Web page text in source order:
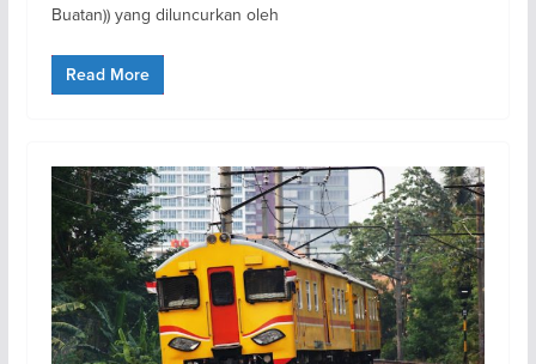
Buatan)) yang diluncurkan oleh
Read More